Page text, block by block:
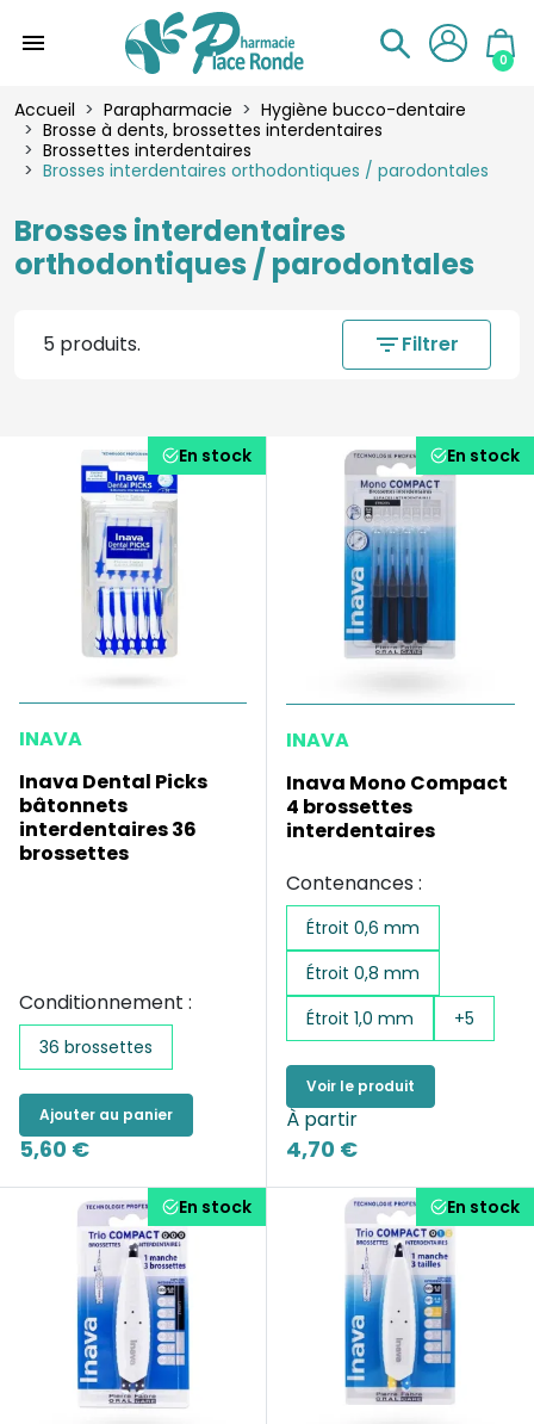
menu
0
Accueil Parapharmacie
Hygiène bucco-dentaire
Brosse à dents, brossettes interdentaires
Brossettes interdentaires
Brosses interdentaires orthodontiques / parodontales
Brosses interdentaires
orthodontiques / parodontales
5 produits. filter_listFiltrer
En stock
INAVA
Inava Dental Picks
bâtonnets
interdentaires 36
brossettes
Conditionnement :
36 brossettes
Ajouter au panier
5,60 €
En stock
INAVA
Inava Mono Compact
4 brossettes
interdentaires
Contenances :
Étroit 0,6 mm
Étroit 0,8 mm
Étroit 1,0 mm
+5
Voir le produit
À partir
4,70 €
En stock En stock